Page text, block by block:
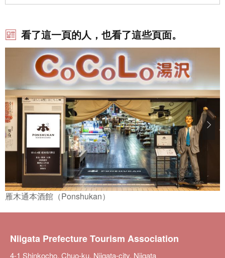
看了這一頁的人，也看了這些頁面。
雁木通本酒館（Ponshukan）
Niigata Prefecture Tourism Association
4-1 Shinkocho, Chuo-ku, Niigata-city, Niigata